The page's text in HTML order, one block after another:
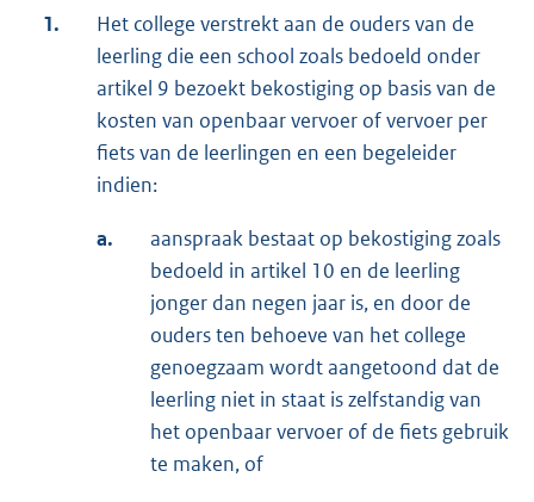
1.
Het college verstrekt aan de ouders van de
leerling die een school zoals bedoeld onder
artikel 9 bezoekt bekostiging op basis van de
kosten van openbaar vervoer of vervoer per
fiets van de leerlingen en een begeleider
indien:
a.
aanspraak bestaat op bekostiging zoals
bedoeld in artikel 10 en de leerling
jonger dan negen jaar is, en door de
ouders ten behoeve van het college
genoegzaam wordt aangetoond dat de
leerling niet in staat is zelfstandig van
het openbaar vervoer of de fiets gebruik
te maken, of